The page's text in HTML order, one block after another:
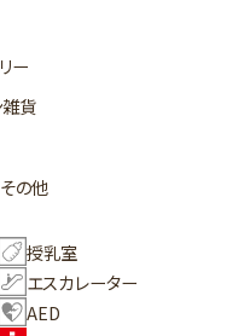
ー
雑貨
の他
授乳室
エスカレーター
AED